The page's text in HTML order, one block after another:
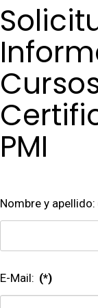
PMI
Nombre y apellido:
E-Mail: (*)